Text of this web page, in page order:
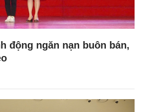
động ngăn nạn buôn bán,